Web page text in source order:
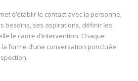
d’établir le contact avec la personne,
besoins, ses aspirations, définir les
le cadre d’intervention. Chaque
forme d’une conversation ponctuée